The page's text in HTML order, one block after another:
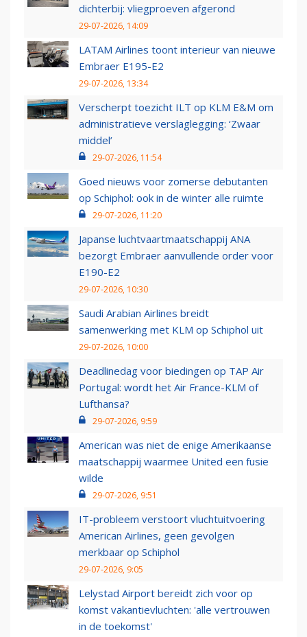
dichterbij: vliegproeven afgerond
29-07-2026, 14:09
LATAM Airlines toont interieur van nieuwe
Embraer E195-E2
29-07-2026, 13:34
Verscherpt toezicht ILT op KLM E&M om
administratieve verslaglegging: ‘Zwaar
middel’
29-07-2026, 11:54
Goed nieuws voor zomerse debutanten
op Schiphol: ook in de winter alle ruimte
29-07-2026, 11:20
Japanse luchtvaartmaatschappij ANA
bezorgt Embraer aanvullende order voor
E190-E2
29-07-2026, 10:30
Saudi Arabian Airlines breidt
samenwerking met KLM op Schiphol uit
29-07-2026, 10:00
Deadlinedag voor biedingen op TAP Air
Portugal: wordt het Air France-KLM of
Lufthansa?
29-07-2026, 9:59
American was niet de enige Amerikaanse
maatschappij waarmee United een fusie
wilde
29-07-2026, 9:51
IT-probleem verstoort vluchtuitvoering
American Airlines, geen gevolgen
merkbaar op Schiphol
29-07-2026, 9:05
Lelystad Airport bereidt zich voor op
komst vakantievluchten: 'alle vertrouwen
in de toekomst'